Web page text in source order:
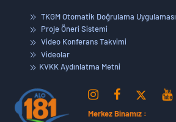
TKGM Otomatik Doğrulama Uygulaması
Proje Öneri Sistemi
Video Konferans Takvimi
Videolar
KVKK Aydınlatma Metni
Merkez Binamız :